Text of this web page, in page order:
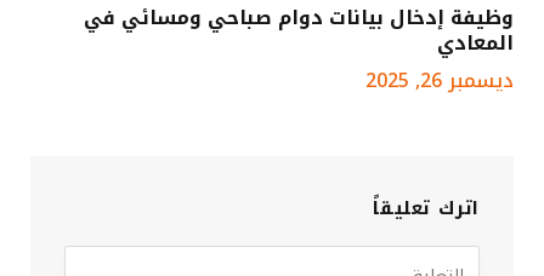
وظيفة إدخال بيانات دوام صباحي ومسائي في
المعادي
ديسمبر 26, 2025
اترك تعليقاً